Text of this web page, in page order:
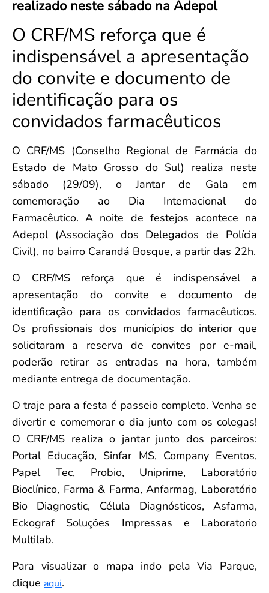
Convenção Coletiva 2025/2026 – Piso salarial Farmácias e Drogaria
Calendário Eleitoral
Candidatos
Dúvidas Frequentes
Eleições Anteriores
realizado neste sábado na Adepol
O CRF/MS reforça que é
indispensável a apresentação
do convite e documento de
identificação para os
convidados farmacêuticos
O CRF/MS (Conselho Regional de Farmácia do
Estado de Mato Grosso do Sul) realiza neste
sábado (29/09), o Jantar de Gala em
comemoração ao Dia Internacional do
Farmacêutico. A noite de festejos acontece na
Adepol (Associação dos Delegados de Polícia
Civil), no bairro Carandá Bosque, a partir das 22h.
O CRF/MS reforça que é indispensável a
apresentação do convite e documento de
identificação para os convidados farmacêuticos.
Os profissionais dos municípios do interior que
solicitaram a reserva de convites por e-mail,
poderão retirar as entradas na hora, também
mediante entrega de documentação.
O traje para a festa é passeio completo. Venha se
divertir e comemorar o dia junto com os colegas!
O CRF/MS realiza o jantar junto dos parceiros:
Portal Educação, Sinfar MS, Company Eventos,
Papel Tec, Probio, Uniprime, Laboratório
Bioclínico, Farma & Farma, Anfarmag, Laboratório
Bio Diagnostic, Célula Diagnósticos, Asfarma,
Eckograf Soluções Impressas e Laboratorio
Multilab.
Para visualizar o mapa indo pela Via Parque,
clique aqui.